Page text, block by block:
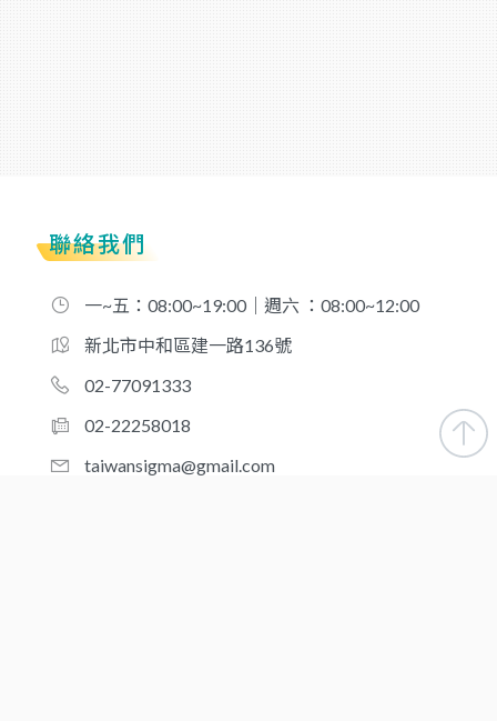
聯絡我們
一~五：08:00~19:00｜週六 ：08:00~12:00
新北市中和區建一路136號
02-77091333
02-22258018
taiwansigma@gmail.com